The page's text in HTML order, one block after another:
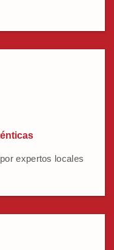
expertos locales